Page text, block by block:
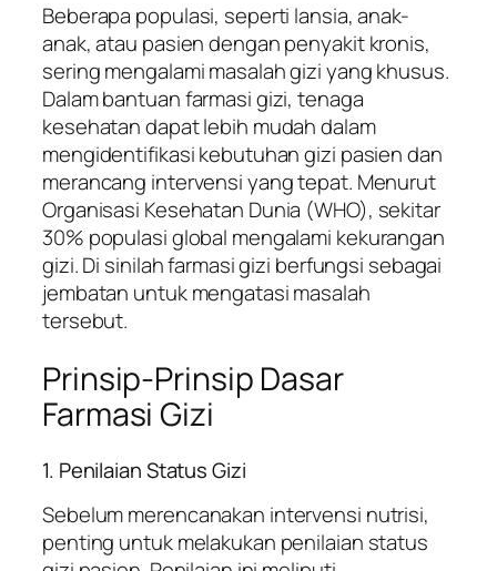
Beberapa populasi, seperti lansia, anak-
anak, atau pasien dengan penyakit kronis,
sering mengalami masalah gizi yang khusus.
Dalam bantuan farmasi gizi, tenaga
kesehatan dapat lebih mudah dalam
mengidentifikasi kebutuhan gizi pasien dan
merancang intervensi yang tepat. Menurut
Organisasi Kesehatan Dunia (WHO), sekitar
30% populasi global mengalami kekurangan
gizi. Di sinilah farmasi gizi berfungsi sebagai
jembatan untuk mengatasi masalah
tersebut.
Prinsip-Prinsip Dasar
Farmasi Gizi
1. Penilaian Status Gizi
Sebelum merencanakan intervensi nutrisi,
penting untuk melakukan penilaian status